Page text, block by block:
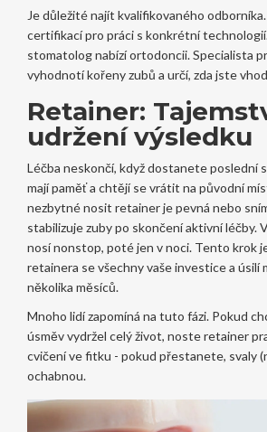
Je důležité najít kvalifikovaného
certifikací pro práci s konkrétní
stomatolog nabízí ortodoncii. Specialista
vyhodnotí kořeny zubů a určí, zda jste
Retainer:
udržení výsledku
Léčba neskončí, když dostanete poslední
mají paměť a chtějí se vrátit na původní
nezbytné nosit retainerjepevná nebo
stabilizuje zuby po skončení aktivní léčby.
nosí nonstop, poté jen v noci. Tento krok
retainera se všechny vaše investice a úsilí
několika měsíců.
Mnoho lidí zapomíná na tuto fázi. Pokud
úsměv vydržel celý život, noste retainer
cvičení ve fitku - pokud přestanete, svaly
ochabnou.